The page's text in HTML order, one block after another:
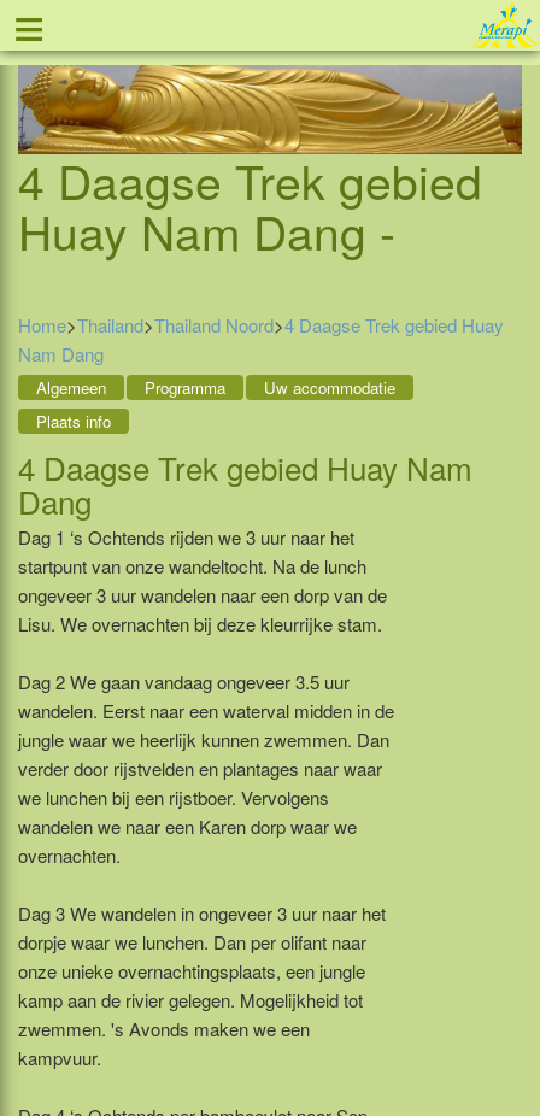
≡ Tel: 088 - 81 11 999
4 Daagse Trek gebied
Huay Nam Dang -
Home>Thailand>Thailand Noord>4 Daagse Trek gebied Huay
Nam Dang
Algemeen Programma
Uw accommodatie
Plaats info
4 Daagse Trek gebied Huay Nam
Dang
Dag 1 ‘s Ochtends rijden we 3 uur naar het
startpunt van onze wandeltocht. Na de lunch
ongeveer 3 uur wandelen naar een dorp van de
Lisu. We overnachten bij deze kleurrijke stam.
Dag 2 We gaan vandaag ongeveer 3.5 uur
wandelen. Eerst naar een waterval midden in de
jungle waar we heerlijk kunnen zwemmen. Dan
verder door rijstvelden en plantages naar waar
we lunchen bij een rijstboer. Vervolgens
wandelen we naar een Karen dorp waar we
overnachten.
Dag 3 We wandelen in ongeveer 3 uur naar het
dorpje waar we lunchen. Dan per olifant naar
onze unieke overnachtingsplaats, een jungle
kamp aan de rivier gelegen. Mogelijkheid tot
zwemmen. 's Avonds maken we een
kampvuur.